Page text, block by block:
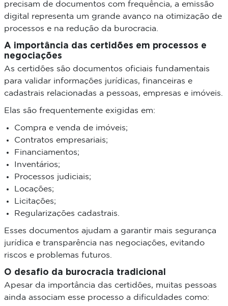
precisam de documentos com frequência, a emissão
digital representa um grande avanço na otimização de
processos e na redução da burocracia.
A importância das certidões em processos e
negociações
As certidões são documentos oficiais fundamentais
para validar informações jurídicas, financeiras e
cadastrais relacionadas a pessoas, empresas e imóveis.
Elas são frequentemente exigidas em:
Compra e venda de imóveis;
Contratos empresariais;
Financiamentos;
Inventários;
Processos judiciais;
Locações;
Licitações;
Regularizações cadastrais.
Esses documentos ajudam a garantir mais segurança
jurídica e transparência nas negociações, evitando
riscos e problemas futuros.
O desafio da burocracia tradicional
Apesar da importância das certidões, muitas pessoas
ainda associam esse processo a dificuldades como: